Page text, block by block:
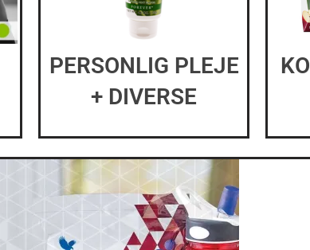
PERSONLIG PLEJE
+ DIVERSE